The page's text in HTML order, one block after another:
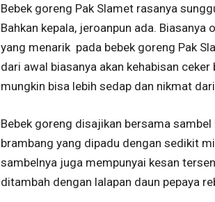
Bebek goreng Pak Slamet rasanya
Bahkan kepala, jeroanpun ada.
yang menarik pada bebek goreng Pak
dari awal biasanya akan kehabisan
mungkin bisa lebih sedap dan nikmat
Bebek goreng disajikan bersama
brambang yang dipadu dengan sedikit
sambelnya juga mempunyai kesan
ditambah dengan lalapan daun pepaya